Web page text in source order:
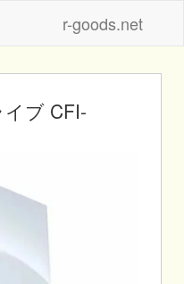
r-goods.net
ブ CFI-